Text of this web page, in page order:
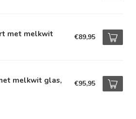
met melkwit €89,95
melkwit glas, €95,95